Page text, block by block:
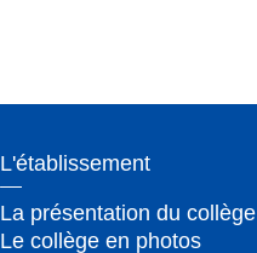
L'établissement
La présentation du collège
Le collège en photos